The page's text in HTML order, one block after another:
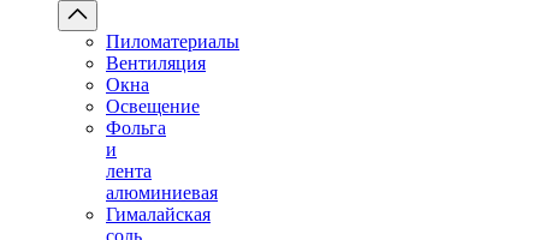
Пиломатериалы
Вентиляция
Окна
Освещение
Фольга
и
лента
алюминиевая
Гималайская
соль